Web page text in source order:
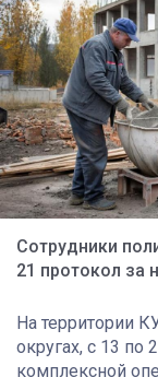
Сотрудники
21 протокол за
На территории
округах, с 13 по
комплексной